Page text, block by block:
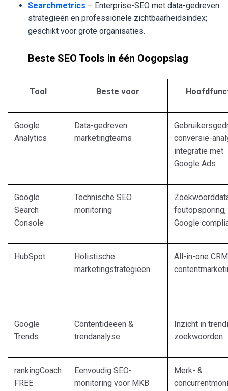
Searchmetrics – Enterprise-SEO met data-gedreven
strategieën en professionele zichtbaarheidsindex;
geschikt voor grote organisaties.
Beste SEO Tools in één Oogopslag
Tool Beste voor
Google
Analytics
Data-gedreven
marketingteams
conversie-
integratie met
Google Ads
Google
Search
Console
Technische SEO
monitoring
foutopsporing,
Google
HubSpot
Holistische
marketingstrategieën
All-in-one
Google
Trends
Contentideeën &
trendanalyse
Inzicht in
zoekwoorden
rankingCoach
FREE
Eenvoudig SEO-
monitoring voor MKB
Merk- &